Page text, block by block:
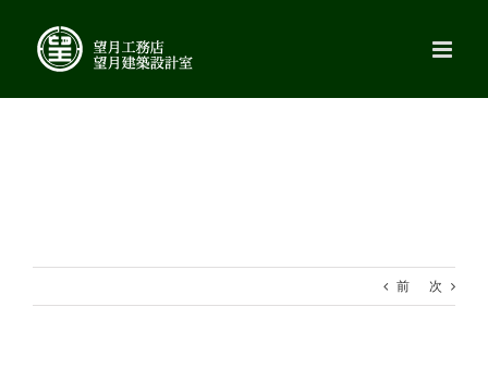
content
前 次